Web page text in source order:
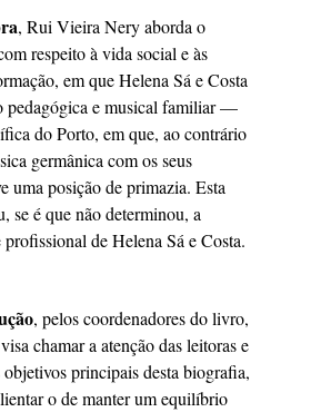
, Rui Vieira Nery aborda o
respeito à vida social e às
em que Helena Sá e Costa
pedagógica e musical familiar —
do Porto, em que, ao contrário
germânica com os seus
uma posição de primazia. Esta
se é que não determinou, a
de Helena Sá e Costa.
, pelos coordenadores do livro,
chamar a atenção das leitoras e
principais desta biografia,
o de manter um equilíbrio